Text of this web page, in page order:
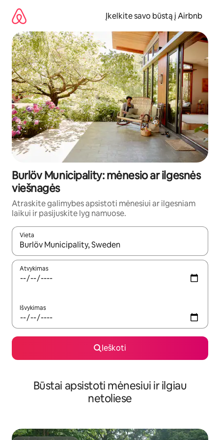
turinio
Įkelkite savo būstą į Airbnb
Burlöv Municipality: mėnesio ar ilgesnės
viešnagės
Atraskite galimybes apsistoti mėnesiui ar ilgesniam
laikui ir pasijuskite lyg namuose.
Vieta
Kai pasirodys paieškos rezultatai, juos naršyti galite
Atvykimas
Išvykimas
Ieškoti
Būstai apsistoti mėnesiui ir ilgiau
netoliese